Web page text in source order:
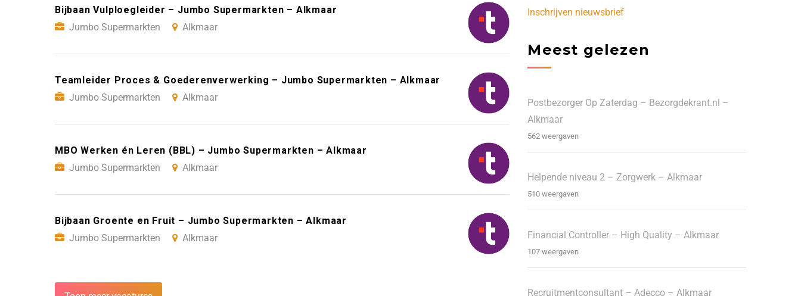
Bijbaan Vulploegleider – Jumbo Supermarkten – Alkmaar
Jumbo Supermarkten
Alkmaar
Teamleider Proces & Goederenverwerking – Jumbo Supermarkten – Alkmaar
Jumbo Supermarkten
Alkmaar
MBO Werken én Leren (BBL) – Jumbo Supermarkten – Alkmaar
Jumbo Supermarkten
Alkmaar
Bijbaan Groente en Fruit – Jumbo Supermarkten – Alkmaar
Jumbo Supermarkten
Alkmaar
Inschrijven nieuwsbrief
Meest gelezen
Postbezorger Op Zaterdag – Bezorgdekrant.nl –
Alkmaar
562 weergaven
Helpende niveau 2 – Zorgwerk – Alkmaar
510 weergaven
Financial Controller – High Quality – Alkmaar
107 weergaven
Recruitmentconsultant – Adecco – Alkmaar